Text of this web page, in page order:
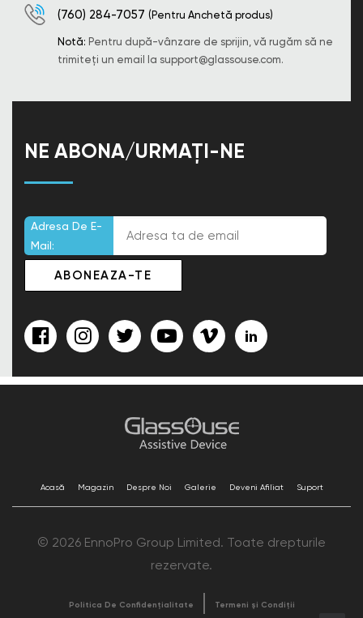
(760) 284-7057 (Pentru Anchetă produs)
Notă: Pentru după-vânzare de sprijin, vă rugăm să ne
trimiteți un email la support@glassouse.com.
NE ABONA/URMAȚI-NE
Adresa De E-
Mail:
Acasă Magazin Despre Noi Galerie Deveni Afiliat Suport
© 2026 EnnoPro Group Limited. Toate drepturile
rezervate.
Politica De Confidențialitate Termeni și Condiții